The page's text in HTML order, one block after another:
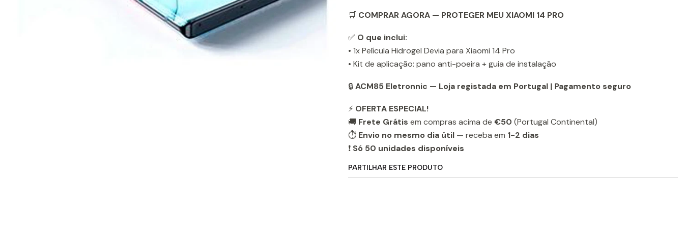
🛒 COMPRAR AGORA — PROTEGER MEU XIAOMI 14 PRO
✅ O que inclui:
• 1x Película Hidrogel Devia para Xiaomi 14 Pro
• Kit de aplicação: pano anti-poeira + guia de instalação
🔒ACM85 Eletronnic — Loja registada em Portugal | Pagamento seguro
⚡ OFERTA ESPECIAL!
🚚 Frete Grátis em compras acima de €50 (Portugal Continental)
⏱️ Envio no mesmo dia útil — receba em 1-2 dias
❗ Só 50 unidades disponíveis
PARTILHAR ESTE PRODUTO